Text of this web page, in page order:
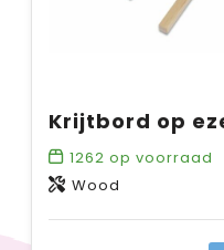
Krijtbord op
1262 op voorraad
Wood